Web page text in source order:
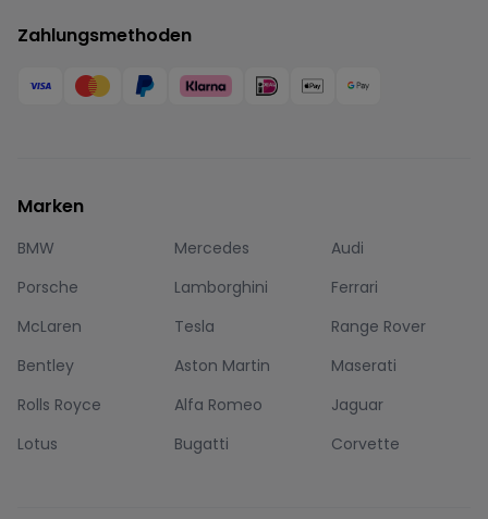
Zahlungsmethoden
Marken
BMW Mercedes
Audi
Porsche
Lamborghini
Ferrari
McLaren
Tesla
Range Rover
Bentley
Aston Martin
Maserati
Rolls Royce
Alfa Romeo
Jaguar
Lotus
Bugatti Corvette